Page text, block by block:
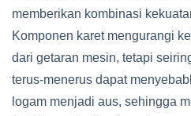
memberikan kombinasi
Komponen karet mengurangi
dari getaran mesin, tetapi
terus-menerus dapat
logam menjadi aus, sehingga